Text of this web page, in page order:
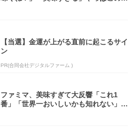
【当選】金運が上がる直前に起こるサイ
ン
PR(合同会社デジタルファーム )
ファミマ、美味すぎて大反響「これ1
番」「世界一おいしいかも知れない」